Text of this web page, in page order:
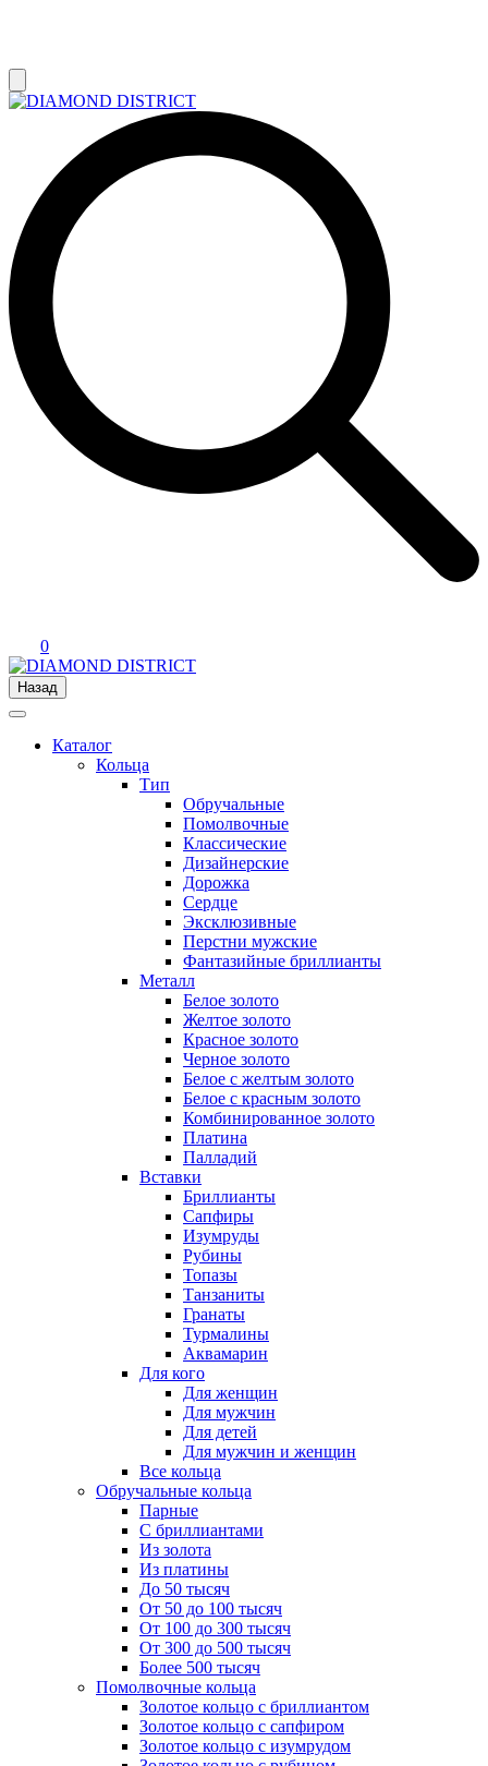
0
Назад
Каталог
Кольца
Тип
Обручальные
Помолвочные
Классические
Дизайнерские
Дорожка
Сердце
Эксклюзивные
Перстни мужские
Фантазийные бриллианты
Металл
Белое золото
Желтое золото
Красное золото
Черное золото
Белое с желтым золото
Белое с красным золото
Комбинированное золото
Платина
Палладий
Вставки
Бриллианты
Сапфиры
Изумруды
Рубины
Топазы
Танзаниты
Гранаты
Турмалины
Аквамарин
Для кого
Для женщин
Для мужчин
Для детей
Для мужчин и женщин
Все кольца
Обручальные кольца
Парные
С бриллиантами
Из золота
Из платины
До 50 тысяч
От 50 до 100 тысяч
От 100 до 300 тысяч
От 300 до 500 тысяч
Более 500 тысяч
Помолвочные кольца
Золотое кольцо с бриллиантом
Золотое кольцо с сапфиром
Золотое кольцо с изумрудом